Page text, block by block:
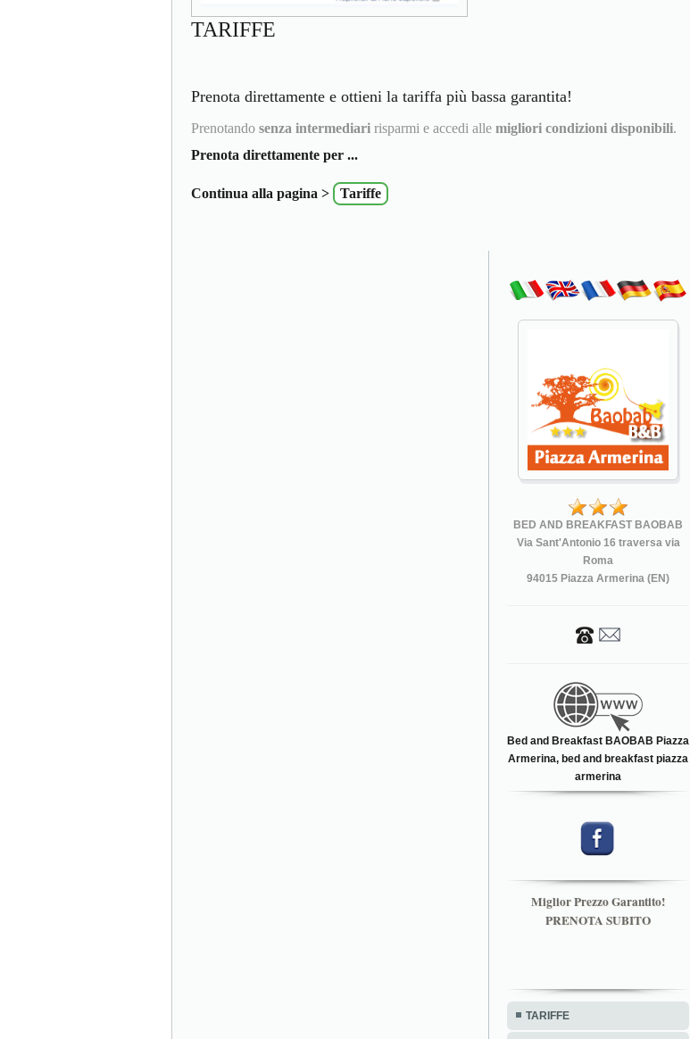
TARIFFE
Prenota direttamente e ottieni la tariffa più bassa garantita!
Prenotando senza intermediari risparmi e accedi alle migliori condizioni disponibili.
Prenota direttamente per ...
Continua alla pagina > Tariffe
BED AND BREAKFAST BAOBAB
Via Sant'Antonio 16 traversa via
Roma
94015 Piazza Armerina (EN)
Bed and Breakfast BAOBAB Piazza
Armerina, bed and breakfast piazza
armerina
Miglior Prezzo Garantito!
PRENOTA SUBITO
TARIFFE